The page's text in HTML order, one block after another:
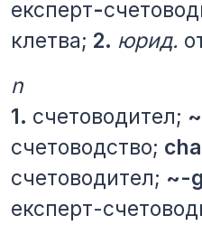
експерт-
клетва; 2. юрид.
n
1. счетоводител;
счетоводство;
счетоводител; ~-
експерт-